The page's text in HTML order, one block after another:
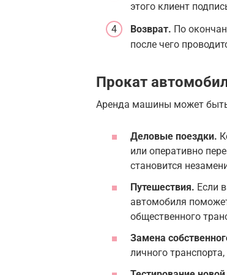
этого клиент
Возврат. По
после чего
Прокат
Аренда машины может
Деловые поездки.
или оперативно
становится
Путешествия. Если
автомобиля
общественного
Замена
личного